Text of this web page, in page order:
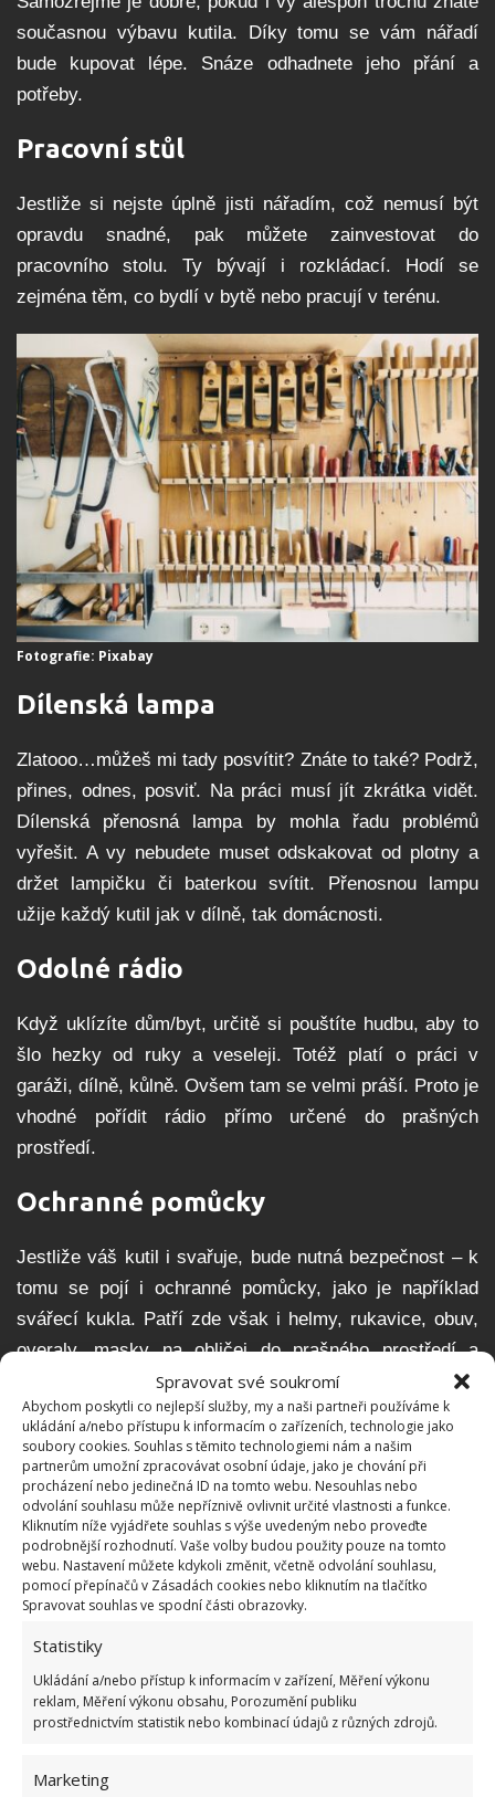
Spravovat své soukromí
Abychom poskytli co nejlepší služby, my a naši partneři používáme k
ukládání a/nebo přístupu k informacím o zařízeních, technologie jako
soubory cookies. Souhlas s těmito technologiemi nám a našim
partnerům umožní zpracovávat osobní údaje, jako je chování při
procházení nebo jedinečná ID na tomto webu. Nesouhlas nebo
odvolání souhlasu může nepříznivě ovlivnit určité vlastnosti a funkce.
Kliknutím níže vyjádřete souhlas s výše uvedeným nebo proveďte
podrobnější rozhodnutí. Vaše volby budou použity pouze na tomto
webu. Nastavení můžete kdykoli změnit, včetně odvolání souhlasu,
pomocí přepínačů v Zásadách cookies nebo kliknutím na tlačítko
Spravovat souhlas ve spodní části obrazovky.
Statistiky
Ukládání a/nebo přístup k informacím v zařízení, Měření výkonu
reklam, Měření výkonu obsahu, Porozumění publiku
prostřednictvím statistik nebo kombinací údajů z různých zdrojů.
Marketing
současnou výbavu kutila. Díky tomu se vám nářadí
bude kupovat lépe. Snáze odhadnete jeho přání a
potřeby.
Pracovní stůl
Jestliže si nejste úplně jisti nářadím, což nemusí být
opravdu snadné, pak můžete zainvestovat do
pracovního stolu. Ty bývají i rozkládací. Hodí se
zejména těm, co bydlí v bytě nebo pracují v terénu.
Fotografie: Pixabay
Dílenská lampa
Zlatooo…můžeš mi tady posvítit? Znáte to také? Podrž,
přines, odnes, posviť. Na práci musí jít zkrátka vidět.
Dílenská přenosná lampa by mohla řadu problémů
vyřešit. A vy nebudete muset odskakovat od plotny a
držet lampičku či baterkou svítit. Přenosnou lampu
užije každý kutil jak v dílně, tak domácnosti.
Odolné rádio
Když uklízíte dům/byt, určitě si pouštíte hudbu, aby to
šlo hezky od ruky a veseleji. Totéž platí o práci v
garáži, dílně, kůlně. Ovšem tam se velmi práší. Proto je
vhodné pořídit rádio přímo určené do prašných
prostředí.
Ochranné pomůcky
Jestliže váš kutil i svařuje, bude nutná bezpečnost – k
tomu se pojí i ochranné pomůcky, jako je například
svářecí kukla. Patří zde však i helmy, rukavice, obuv,
overaly, masky na obličej do prašného prostředí a
Organizéry a boxy